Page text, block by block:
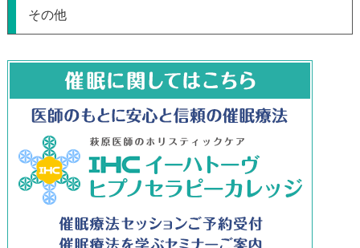
その他